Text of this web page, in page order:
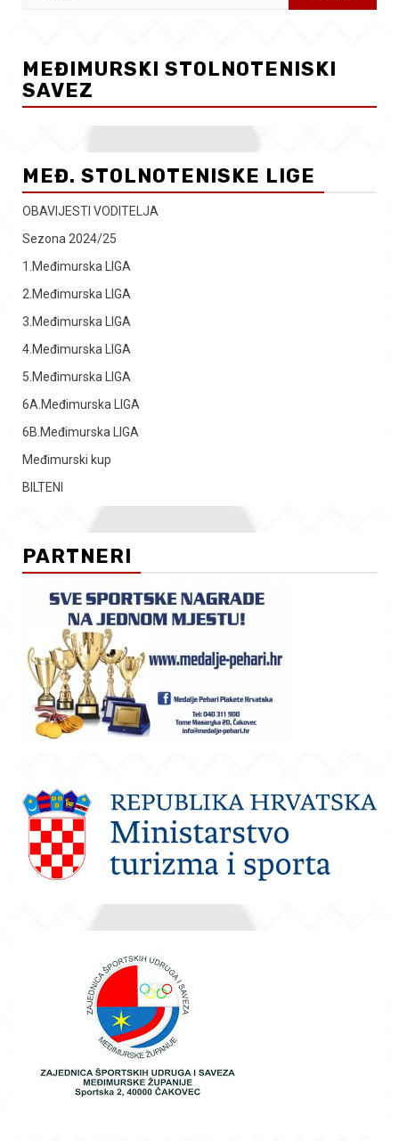
MEĐIMURSKI STOLNOTENISKI
SAVEZ
MEĐ. STOLNOTENISKE LIGE
OBAVIJESTI VODITELJA
Sezona 2024/25
1.Međimurska LIGA
2.Međimurska LIGA
3.Međimurska LIGA
4.Međimurska LIGA
5.Međimurska LIGA
6A.Međimurska LIGA
6B.Međimurska LIGA
Međimurski kup
BILTENI
PARTNERI